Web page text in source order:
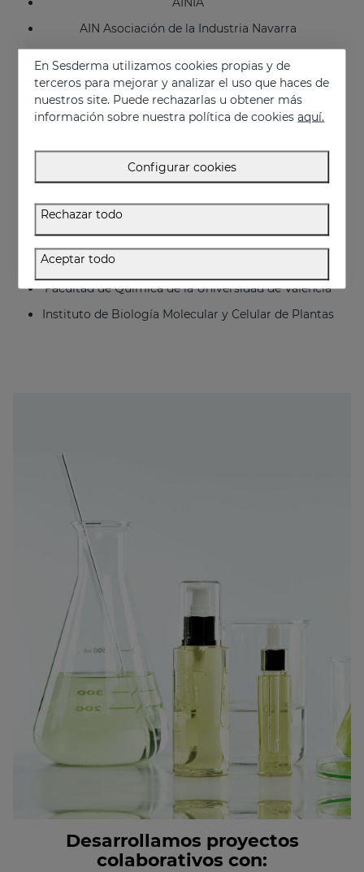
AIN Asociación de la Industria Navarra
AITEX
IECE
Echevarne
Biopolis
Bionos (Hospital Universitario La Fe, Valencia)
Hospital General Universitario de Valencia
Facultad de Farmacia de la Universidad de Valencia
Facultad de Química de la Universidad de Valencia
Instituto de Biología Molecular y Celular de Plantas
Desarrollamos proyectos
colaborativos con:
En Sesderma utilizamos cookies propias y de
terceros para mejorar y analizar el uso que haces de
nuestros site. Puede rechazarlas u obtener más
información sobre nuestra política de cookiesaquí.
Configurar cookies
Rechazar todo
Aceptar todo